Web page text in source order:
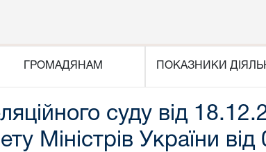
ГРОМАДЯНАМ ПОКАЗНИКИ
суду від
Міністрів України